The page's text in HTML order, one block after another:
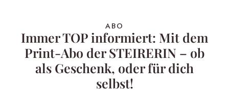
ABO
Immer TOP informiert: Mit dem
Print-Abo der STEIRERIN – ob
als Geschenk, oder für dich
selbst!